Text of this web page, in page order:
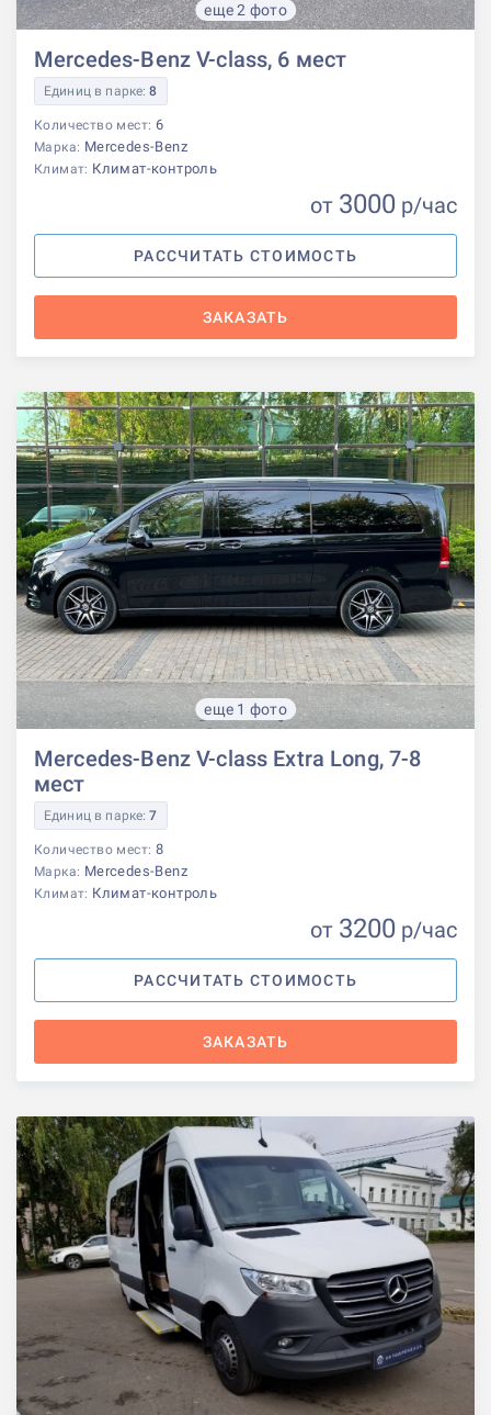
еще 2 фото
Mercedes-Benz V-class, 6 мест
Единиц в парке:8
Количество мест: 6
Марка: Mercedes-Benz
Климат: Климат-контроль
от 3000 р/час
РАССЧИТАТЬ СТОИМОСТЬ
ЗАКАЗАТЬ
еще 1 фото
Mercedes-Benz V-class Extra Long, 7-8
мест
Единиц в парке:7
Количество мест: 8
Марка: Mercedes-Benz
Климат: Климат-контроль
от 3200 р/час
РАССЧИТАТЬ СТОИМОСТЬ
ЗАКАЗАТЬ